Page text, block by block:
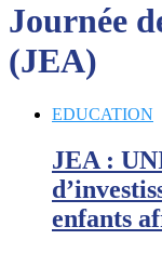
Journée
(JEA)
EDUCATION
JEA :
enfants